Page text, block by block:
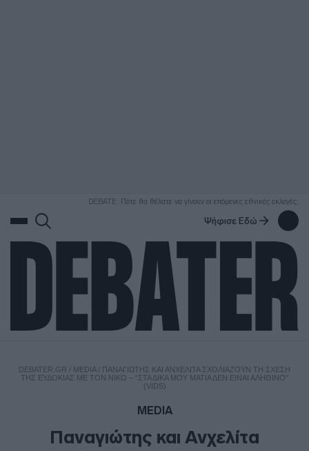
DEBATE: Πότε θα θέλατε να γίνουν οι επόμενες εθνικές εκλογές;
Ψήφισε Εδώ
DEBATER.GR / MEDIA/ ΠΑΝΑΓΙΏΤΗΣ ΚΑΙ ΑΝΧΕΛΊΤΑ ΣΧΟΛΙΆΖΟΥΝ ΤΗ ΣΧΈΣΗ
ΤΗΣ ΕΥΔΟΚΊΑΣ ΜΕ ΤΟΝ ΝΊΚΟ – “ΣΤΑ ΔΙΚΆ ΜΟΥ ΜΆΤΙΑ ΔΕΝ ΕΊΝΑΙ ΑΛΗΘΙΝΌ”
(VIDS)
MEDIA
Παναγιώτης και Ανχελίτα